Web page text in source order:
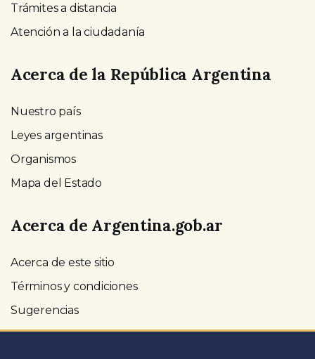
Trámites a distancia
Atención a la ciudadanía
Acerca de la República Argentina
Nuestro país
Leyes argentinas
Organismos
Mapa del Estado
Acerca de Argentina.gob.ar
Acerca de este sitio
Términos y condiciones
Sugerencias